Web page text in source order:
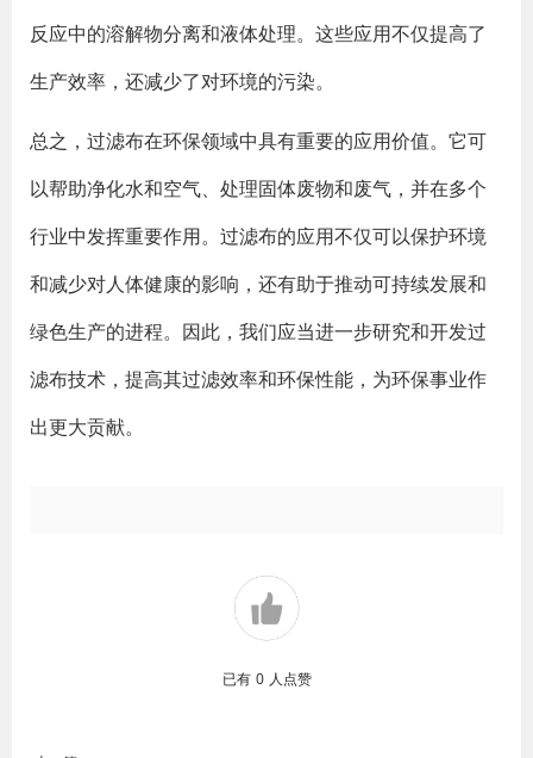
反应中的溶解物分离和液体处理。这些应用不仅提高了
生产效率，还减少了对环境的污染。
总之，过滤布在环保领域中具有重要的应用价值。它可
以帮助净化水和空气、处理固体废物和废气，并在多个
行业中发挥重要作用。过滤布的应用不仅可以保护环境
和减少对人体健康的影响，还有助于推动可持续发展和
绿色生产的进程。因此，我们应当进一步研究和开发过
滤布技术，提高其过滤效率和环保性能，为环保事业作
出更大贡献。
已有 0 人点赞